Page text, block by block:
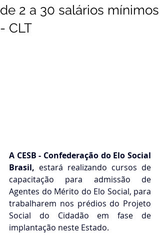
de 2 a 30 salários mínimos
- CLT
A CESB - Confederação do Elo Social
Brasil, estará realizando cursos de
capacitação para admissão de
Agentes do Mérito do Elo Social, para
trabalharem nos prédios do Projeto
Social do Cidadão em fase de
implantação neste Estado.